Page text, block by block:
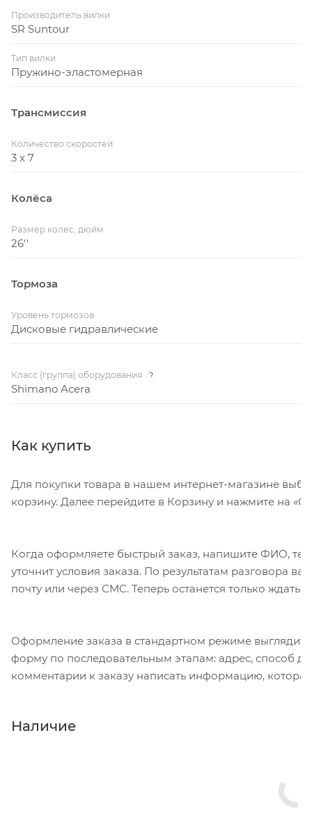
Производитель вилки
SR Suntour
Тип вилки
Пружино-эластомерная
Трансмиссия
Количество скоростей
3 x 7
Колёса
Размер колес, дюйм
26''
Тормоза
Уровень тормозов
Дисковые гидравлические
Класс (группа) оборудования ?
Shimano Acera
Как купить
Для покупки товара в нашем интернет-магазине
корзину. Далее перейдите в Корзину и нажмите на
Когда оформляете быстрый заказ, напишите ФИО,
уточнит условия заказа. По результатам разговора
почту или через СМС. Теперь останется только ждать
Оформление заказа в стандартном режиме
форму по последовательным этапам: адрес, способ
комментарии к заказу написать информацию,
Наличие